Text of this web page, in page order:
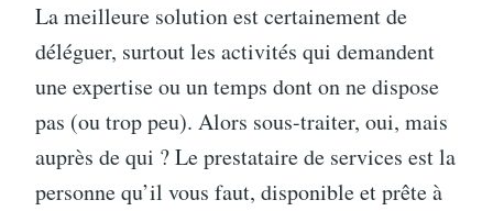
La meilleure solution est certainement de
déléguer, surtout les activités qui demandent
une expertise ou un temps dont on ne dispose
pas (ou trop peu). Alors sous-traiter, oui, mais
auprès de qui ? Le prestataire de services est la
personne qu’il vous faut, disponible et prête à